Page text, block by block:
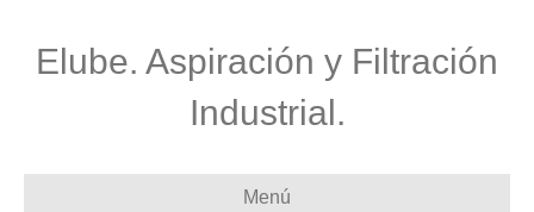
Elube. Aspiración y Filtración
Industrial.
Menú